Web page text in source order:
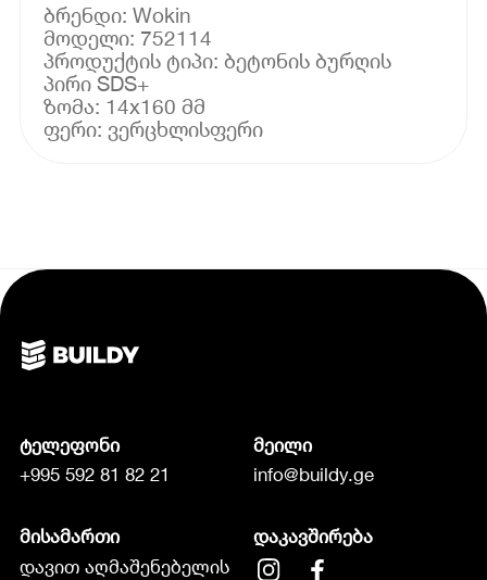
ბრენდი: Wokin
მოდელი: 752114
პროდუქტის ტიპი: ბეტონის ბურღის
პირი SDS+
ზომა: 14x160 მმ
ფერი: ვერცხლისფერი
ტელეფონი
+995 592 81 82 21
მეილი
info@buildy.ge
მისამართი
დავით აღმაშენებელის
დაკავშირება